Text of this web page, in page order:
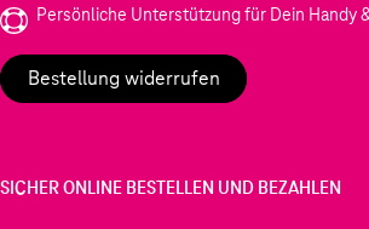
Persönliche Unterstützung für Dein Handy
Bestellung widerrufen
SICHER ONLINE BESTELLEN UND BEZAHLEN